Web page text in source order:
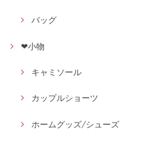
バッグ
❤小物
キャミソール
カップルショーツ
ホームグッズ/シューズ